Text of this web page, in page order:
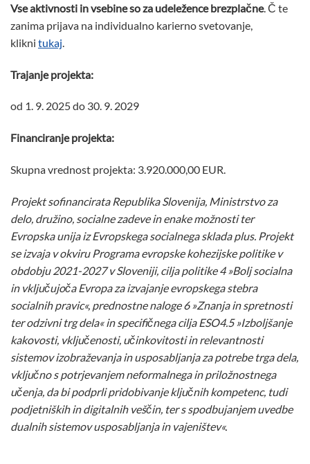
Vse aktivnosti in vsebine so za udeležence brezplačne. Č te
zanima prijava na individualno karierno svetovanje,
klikni tukaj
Trajanje projekta:
od 1. 9. 2025 do 30. 9. 2029
Financiranje projekta:
Skupna vrednost projekta: 3.920.000,00 EUR.
Projekt sofinancirata Republika Slovenija, Ministrstvo za
delo, družino, socialne zadeve in enake možnosti ter
Evropska unija iz Evropskega socialnega sklada plus. Projekt
se izvaja v okviru Programa evropske kohezijske politike v
obdobju 2021-2027 v Sloveniji, cilja politike 4 »Bolj socialna
in vključujoča Evropa za izvajanje evropskega stebra
socialnih pravic«, prednostne naloge 6 »Znanja in spretnosti
ter odzivni trg dela« in specifičnega cilja ESO4.5 »Izboljšanje
kakovosti, vključenosti, učinkovitosti in relevantnosti
sistemov izobraževanja in usposabljanja za potrebe trga dela,
vključno s potrjevanjem neformalnega in priložnostnega
učenja, da bi podprli pridobivanje ključnih kompetenc, tudi
podjetniških in digitalnih veščin, ter s spodbujanjem uvedbe
dualnih sistemov usposabljanja in vajeništev«.